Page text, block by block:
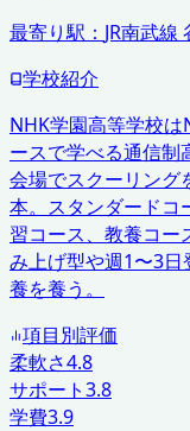
最寄り駅： JR南武線
学校紹介
NHK学園高等学校
ースで学べる通信制
会場でスクーリング
本。スタンダードコ
習コース、教養コー
み上げ型や週1〜3
養を養う。
項目別評価
柔軟さ4.8
サポート3.8
学費3.9